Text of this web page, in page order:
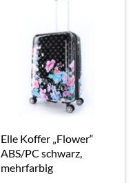
Elle Koffer „Flower“
ABS/PC schwarz,
mehrfarbig